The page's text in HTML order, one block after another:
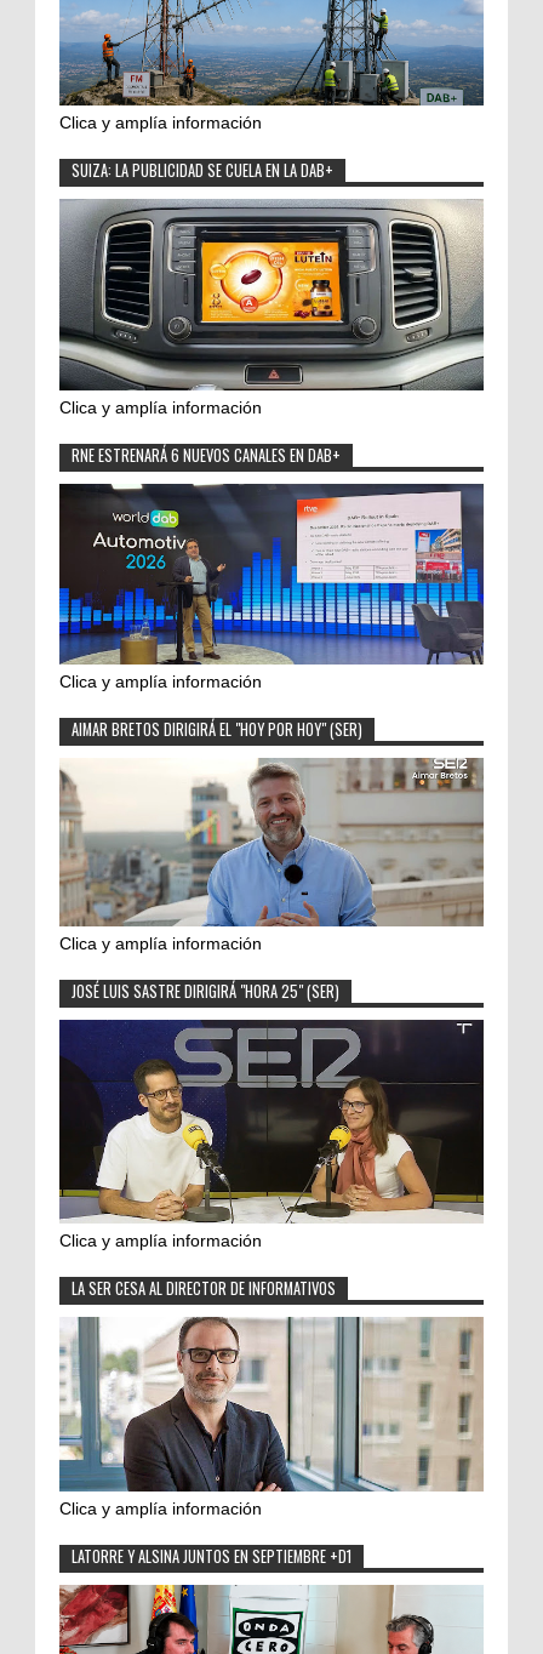
Clica y amplía información
SUIZA: LA PUBLICIDAD SE CUELA EN LA DAB+
Clica y amplía información
RNE ESTRENARÁ 6 NUEVOS CANALES EN DAB+
Clica y amplía información
AIMAR BRETOS DIRIGIRÁ EL "HOY POR HOY" (SER)
Clica y amplía información
JOSÉ LUIS SASTRE DIRIGIRÁ "HORA 25" (SER)
Clica y amplía información
LA SER CESA AL DIRECTOR DE INFORMATIVOS
Clica y amplía información
LATORRE Y ALSINA JUNTOS EN SEPTIEMBRE +D1